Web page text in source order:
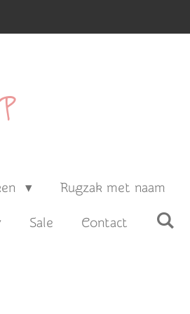
Rugzak met naam
Sale Contact